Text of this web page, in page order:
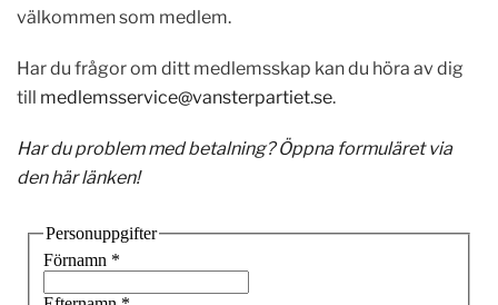
välkommen som medlem.
Har du frågor om ditt medlemsskap kan du höra av dig
till medlemsservice@vansterpartiet.se.
Har du problem med betalning? Öppna formuläret via
den härlänken!